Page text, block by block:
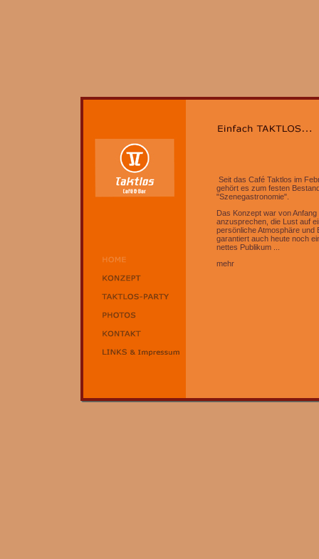
Seit das Café Taktlos im
gehört es zum festen
"Szenegastronomie".
Das Konzept war von
anzusprechen, die Lust auf
persönliche Atmosphäre und
garantiert auch heute noch
nettes Publikum ...
mehr